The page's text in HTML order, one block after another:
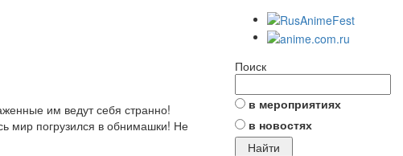
им ведут себя странно!
мир погрузился в обнимашки! Не
Поиск
в мероприятиях
в новостях